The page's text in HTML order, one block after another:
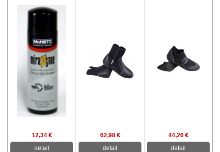
12,34 €
detail
62,98 €
detail
44,26 €
detail